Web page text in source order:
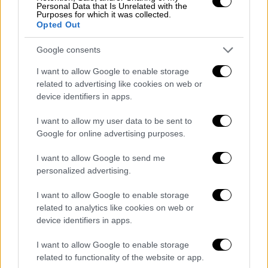
Personal Data that Is Unrelated with the
Purposes for which it was collected.
Opted Out
Google consents
I want to allow Google to enable storage
related to advertising like cookies on web or
device identifiers in apps.
I want to allow my user data to be sent to
Google for online advertising purposes.
I want to allow Google to send me
personalized advertising.
I want to allow Google to enable storage
related to analytics like cookies on web or
device identifiers in apps.
I want to allow Google to enable storage
related to functionality of the website or app.
Η Υπουργός Εξωτερικών της παρούσας
μεταβατικήςκυβέρνησης της Λιβύης,
Μανγκούς, (που ήρθε από την Αμερική να
αναλάβει αυτόν τον ρόλο) δεν υπέγραψε το
περίφημο Τουρκολιβυκό Σύμφωνο. Το οποίο
έχει την υπογραφή του υπουργού
Πετρελαίων Μοχάμεντ Αούν (Mohamed Oun),
όπως φαίνεται και στο επίσημο έγγραφο
Των φρονίμων ταπαιδιά, πριν πεινάσουν,
μαγειρεύουν. Η Ελλάδα είχε παραδοσιακά
κάλλιστες σχέσεις με τη Λιβύη. Όχι καλές,
κάλλιστες. Πώς αφήσαμε να συμβεί αυτό;
“Λυπούμαι γιατί άφησα να περάσει ένα πλατύ
ποτάμι / μέσα από τα δάχτυλά μου / χωρίς να
πιώ ούτε μια στάλα. / Τώρα βυθίζομαι στην